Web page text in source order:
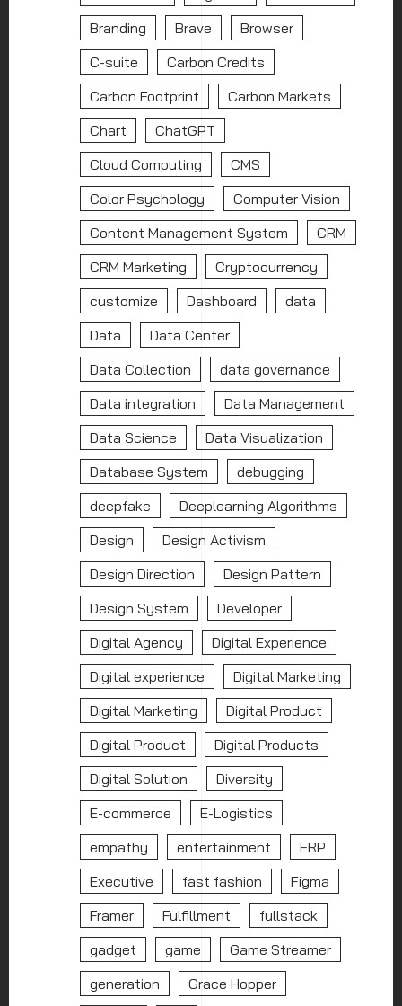
Branding
Brave
Browser
C-suite
Carbon Credits
Carbon Footprint
Carbon Markets
Chart
ChatGPT
Cloud Computing
CMS
Color Psychology
Computer Vision
Content Management System
CRM
CRM Marketing
Cryptocurrency
customize
Dashboard
data
Data
Data Center
Data Collection
data governance
Data integration
Data Management
Data Science
Data Visualization
Database System
debugging
deepfake
Deeplearning Algorithms
Design
Design Activism
Design Direction
Design Pattern
Design System
Developer
Digital Agency
Digital Experience
Digital experience
Digital Marketing
Digital Marketing
Digital Product
Digital Product
Digital Products
Digital Solution
Diversity
E-commerce
E-Logistics
empathy
entertainment
ERP
Executive
fast fashion
Figma
Framer
Fulfillment
fullstack
gadget
game
Game Streamer
generation
Grace Hopper